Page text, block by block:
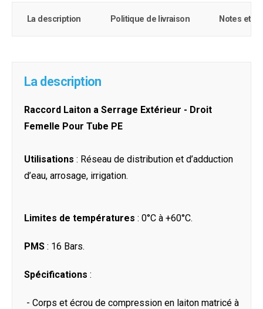
La description Politique de livraison Notes et
La description
Raccord Laiton a Serrage Extérieur - Droit
Femelle Pour Tube PE
Utilisations : Réseau de distribution et d’adduction
d’eau, arrosage, irrigation.
Limites de températures : 0°C à +60°C.
PMS : 16 Bars.
Spécifications :
- Corps et écrou de compression en laiton matricé à